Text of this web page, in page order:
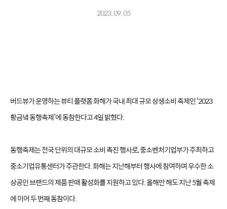
2023. 09. 05
버드뷰가 운영하는 뷰티 플랫폼 화해가 국내 최대 규모 상생소비 축제인‘2023
황금녘 동행축제’에 동참한다고4일 밝혔다.
동행축제는 전국 단위의 대규모 소비 촉진 행사로,중소벤처기업부가 주최하고
중소기업유통센터가 주관한다.화해는 지난해부터 행사에 참여하며 우수한 소
상공인 브랜드의 제품 판매 활성화를 지원하고 있다.올해만 해도 지난5월 축제
에 이어 두 번째 동참이다.